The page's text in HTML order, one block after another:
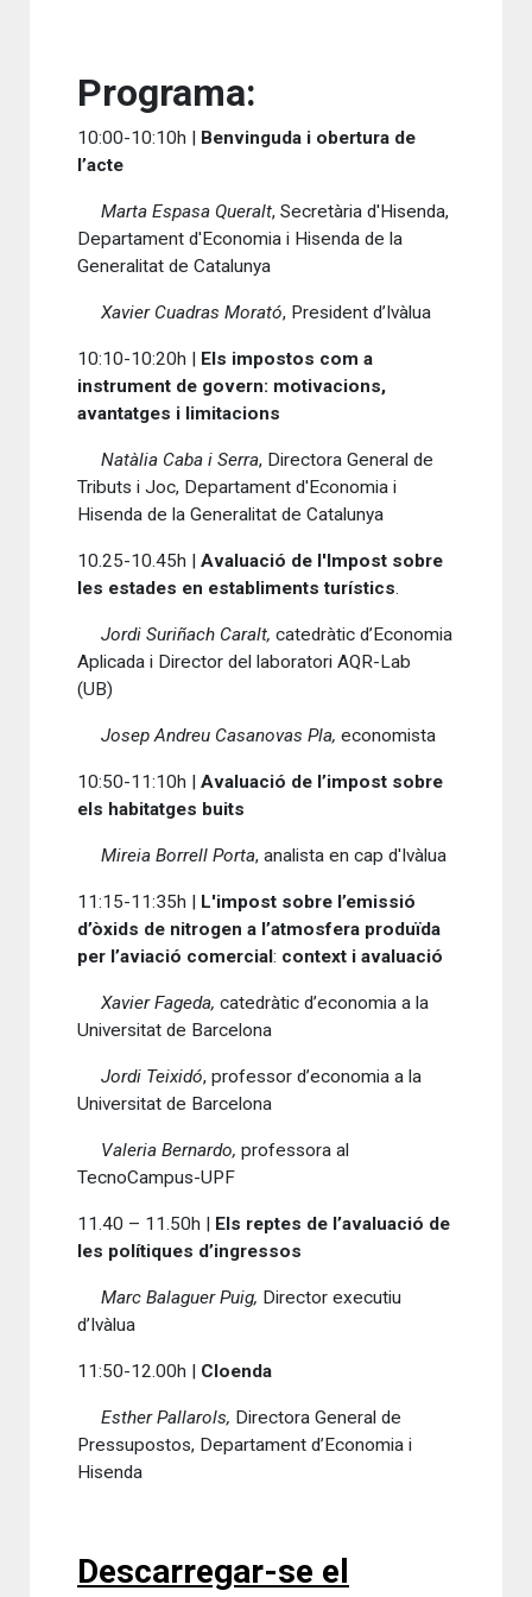
Programa:
10:00-10:10h |
Benvinguda i obertura de
l’acte
Marta Espasa Queralt, Secretària d'Hisenda,
Departament d'Economia i Hisenda de la
Generalitat de Catalunya
Xavier Cuadras Morató, President d’Ivàlua
10:10-10:20h |
Els impostos com a
instrument de govern: motivacions,
avantatges i limitacions
Natàlia Caba i Serra, Directora General de
Tributs i Joc, Departament d'Economia i
Hisenda de la Generalitat de Catalunya
10.25-10.45h | Avaluació de l'Impost sobre
les estades en establiments turístics.
Jordi Suriñach Caralt, catedràtic d’Economia
Aplicada i Director del laboratori AQR-Lab
(UB)
Josep Andreu Casanovas Pla, economista
10:50-11:10h | Avaluació de l’impost sobre
els habitatges buits
Mireia Borrell Porta, analista en cap d'Ivàlua
11:15-11:35h |
L'impost sobre l’emissió
d’òxids de nitrogen a l’atmosfera produïda
per l’aviació comercial : context i avaluació
Xavier Fageda, catedràtic d’economia a la
Universitat de Barcelona
Jordi Teixidó, professor d’economia a la
Universitat de Barcelona
Valeria Bernardo, professora al
TecnoCampus-UPF
11.40 – 11.50h |
Els reptes de l’avaluació de
les polítiques d’ingressos
Marc Balaguer Puig, Director executiu
d’Ivàlua
11:50-12.00h | Cloenda
Esther Pallarols, Directora General de
Pressupostos, Departament d’Economia i
Hisenda
Descarregar-se el